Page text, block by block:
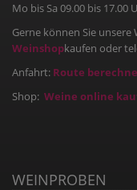
Mo bis Sa 09.00 bis 17.00
Gerne können Sie
Weinshopkaufen oder
Anfahrt: Route
Shop: Weine online
WEINPROBEN